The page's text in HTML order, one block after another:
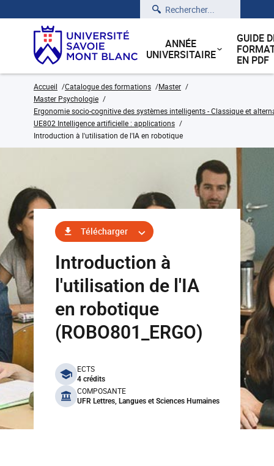
Rechercher
ANNÉE
UNIVERSITAIRE
GUIDE
EN PDF
Accueil Catalogue des formations
Master
Master Psychologie
Ergonomie socio-cognitive des systèmes intelligents - Classique et
UE802 Intelligence artificielle : applications
Introduction à l'utilisation de l'IA en robotique
Télécharger
Introduction à
l'utilisation de l'IA
en robotique
(ROBO801_ERGO)
benefits
ECTS
4 crédits
COMPOSANTE
UFR Lettres, Langues et Sciences Humaines